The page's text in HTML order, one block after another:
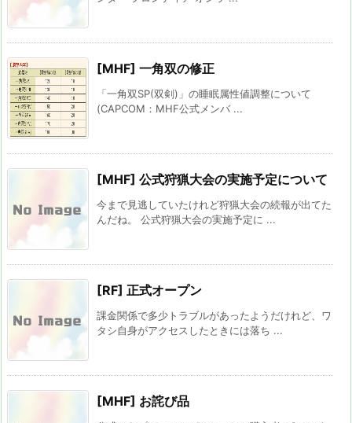
[MHF] 一角双の修正
「一角双SP(双剣)」の睡眠属性値調整について
(CAPCOM：MHF公式メンバ ...
[MHF] 公式狩猟大会の実施予定について
今まで見逃していたけれど狩猟大会の続報が出てた
んだね。 公式狩猟大会の実施予定に ...
[RF] 正式オープン
課金関係で多少トラブルがあったようだけれど、ワ
タシ自身がアクセスしたときには落ち ...
[MHF] お詫び品